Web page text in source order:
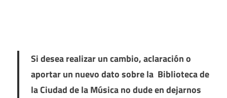
Si desea realizar un cambio, aclaración o
aportar un nuevo dato sobre la Biblioteca de
la Ciudad de la Música no dude en dejarnos